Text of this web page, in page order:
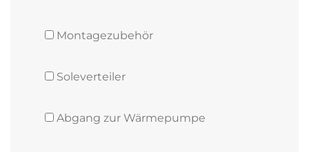
Montagezubehör
Soleverteiler
Abgang zur Wärmepumpe